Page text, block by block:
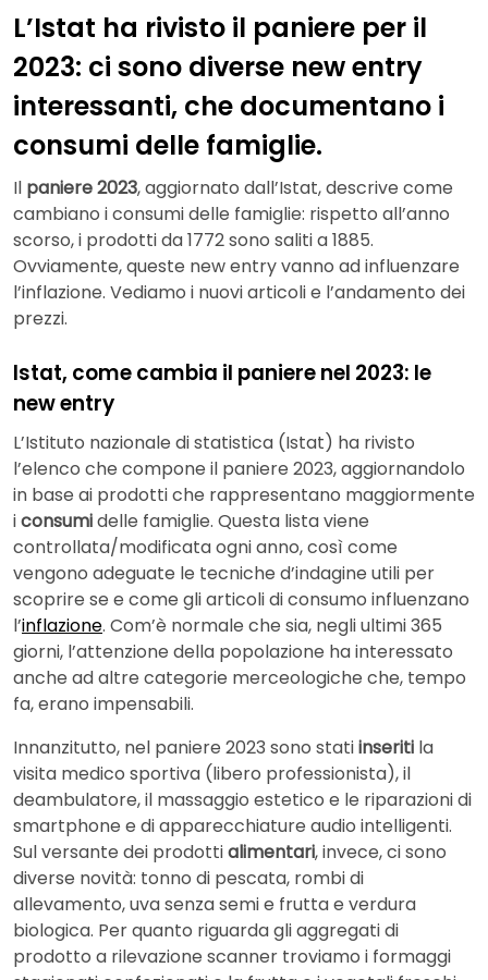
L’Istat ha rivisto il paniere per il
2023: ci sono diverse new entry
interessanti, che documentano i
consumi delle famiglie.
Il paniere 2023, aggiornato dall’Istat, descrive come
cambiano i consumi delle famiglie: rispetto all’anno
scorso, i prodotti da 1772 sono saliti a 1885.
Ovviamente, queste new entry vanno ad influenzare
l’inflazione. Vediamo i nuovi articoli e l’andamento dei
prezzi.
Istat, come cambia il paniere nel 2023: le
new entry
L’Istituto nazionale di statistica (Istat) ha rivisto
l’elenco che compone il paniere 2023, aggiornandolo
in base ai prodotti che rappresentano maggiormente
iconsumidelle famiglie. Questa lista viene
controllata/modificata ogni anno, così come
vengono adeguate le tecniche d’indagine utili per
scoprire se e come gli articoli di consumo influenzano
l’inflazione. Com’è normale che sia, negli ultimi 365
giorni, l’attenzione della popolazione ha interessato
anche ad altre categorie merceologiche che, tempo
fa, erano impensabili.
Innanzitutto, nel paniere 2023 sono statiinseriti la
visita medico sportiva (libero professionista), il
deambulatore, il massaggio estetico e le riparazioni di
smartphone e di apparecchiature audio intelligenti.
Sul versante dei prodottialimentari, invece, ci sono
diverse novità: tonno di pescata, rombi di
allevamento, uva senza semi e frutta e verdura
biologica. Per quanto riguarda gli aggregati di
prodotto a rilevazione scanner troviamo i formaggi